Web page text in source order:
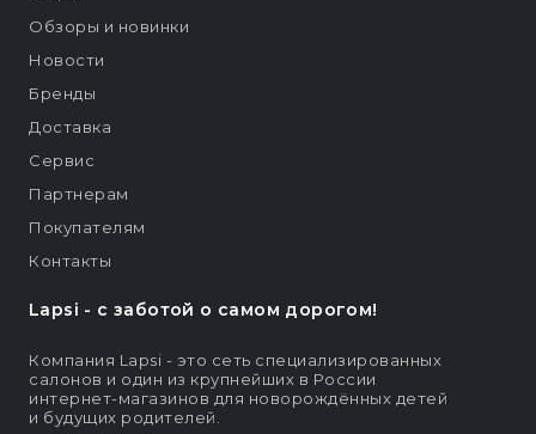
Lapsi - c заботой о самом дорогом!
Компания Lapsi - это сеть специализированных
салонов и один из крупнейших в России
интернет-магазинов для новорождённых детей
и будущих родителей.
Обзоры и новинки
Новости
Бренды
Доставка
Сервис
Партнерам
Покупателям
Контакты